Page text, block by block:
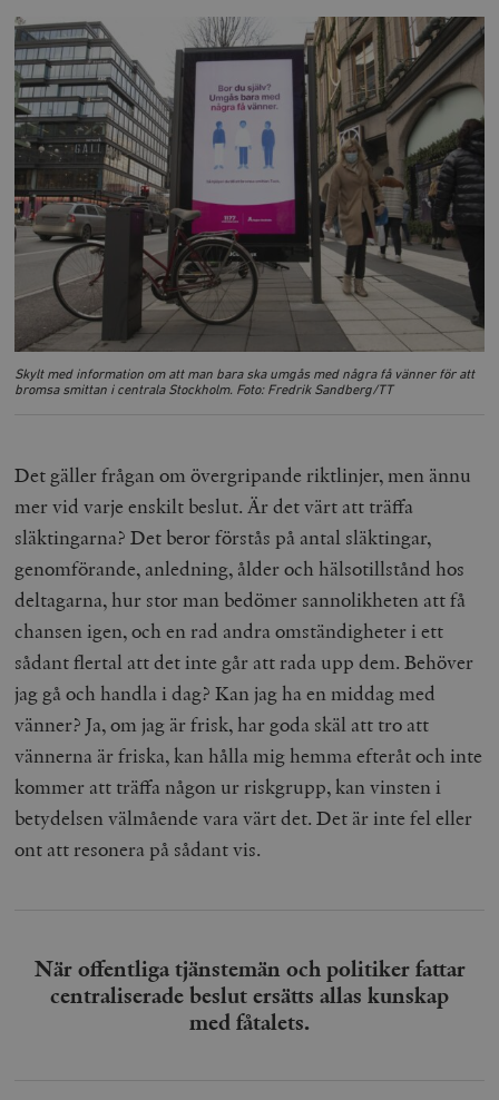
Skylt med information om att man bara ska umgås med några få vänner för att
bromsa smittan i centrala Stockholm. Foto: Fredrik Sandberg/TT
Det gäller frågan om övergripande riktlinjer, men ännu
mer vid varje enskilt beslut. Är det värt att träffa
släktingarna? Det beror förstås på antal släktingar,
genomförande, anledning, ålder och hälsotillstånd hos
deltagarna, hur stor man bedömer sannolikheten att få
chansen igen, och en rad andra omständigheter i ett
sådant flertal att det inte går att rada upp dem. Behöver
jag gå och handla i dag? Kan jag ha en middag med
vänner? Ja, om jag är frisk, har goda skäl att tro att
vännerna är friska, kan hålla mig hemma efteråt och inte
kommer att träffa någon ur riskgrupp, kan vinsten i
betydelsen välmående vara värt det. Det är inte fel eller
ont att resonera på sådant vis.
När offentliga tjänstemän och politiker fattar
centraliserade beslut ersätts allas kunskap
med fåtalets.